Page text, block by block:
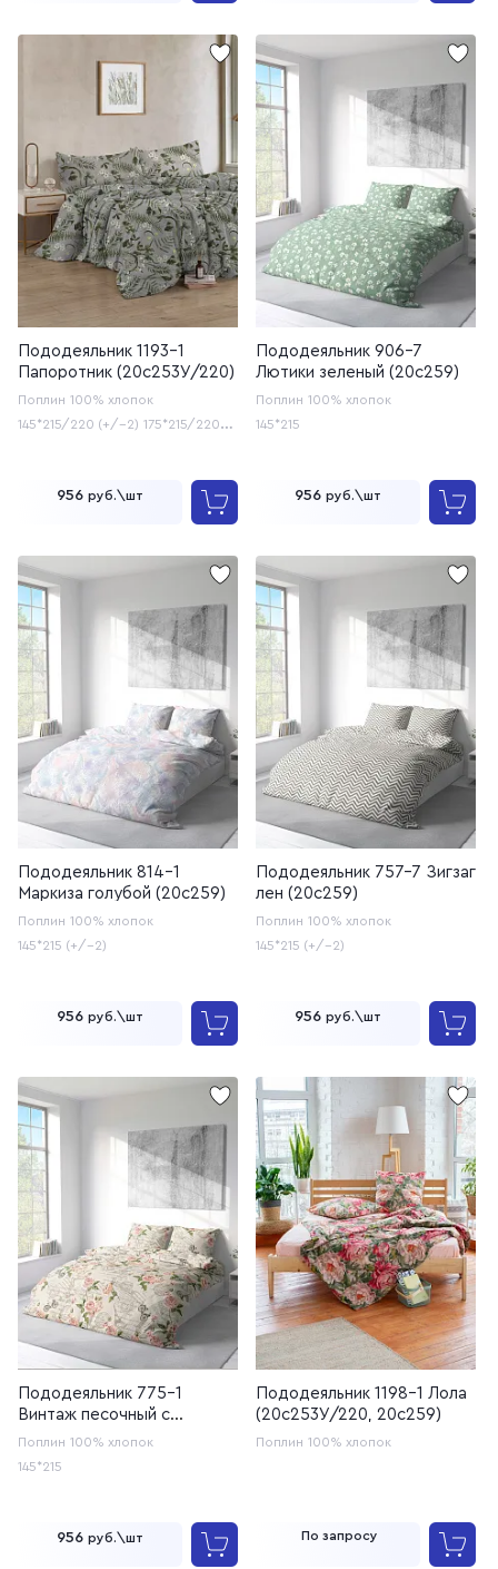
Пододеяльник 1193-1
Папоротник (20с253У/220)
Поплин 100% хлопок
145*215/220 (+/-2) 175*215/220
956 руб.\шт
Пододеяльник 906-7
Лютики зеленый (20с259)
Поплин 100% хлопок
145*215
956 руб.\шт
Пододеяльник 814-1
Маркиза голубой (20с259)
Поплин 100% хлопок
145*215 (+/-2)
956 руб.\шт
Пододеяльник 757-7 Зигзаг
лен (20с259)
Поплин 100% хлопок
145*215 (+/-2)
956 руб.\шт
Пододеяльник 775-1
Винтаж песочный с
молнией (20с259)
Поплин 100% хлопок
145*215
956 руб.\шт
Пододеяльник 1198-1 Лола
(20с253У/220, 20с259)
Поплин 100% хлопок
По запросу